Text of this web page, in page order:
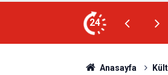
24
Anasayfa